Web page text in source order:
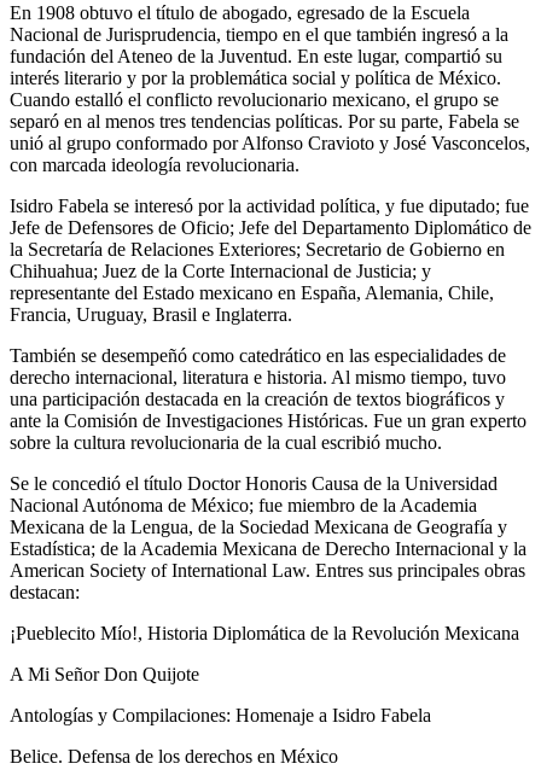
En 1908 obtuvo el título de abogado, egresado de la Escuela
Nacional de Jurisprudencia, tiempo en el que también ingresó a la
fundación del Ateneo de la Juventud. En este lugar, compartió su
interés literario y por la problemática social y política de México.
Cuando estalló el conflicto revolucionario mexicano, el grupo se
separó en al menos tres tendencias políticas. Por su parte, Fabela se
unió al grupo conformado por Alfonso Cravioto y José Vasconcelos,
con marcada ideología revolucionaria.
Isidro Fabela se interesó por la actividad política, y fue diputado; fue
Jefe de Defensores de Oficio; Jefe del Departamento Diplomático de
la Secretaría de Relaciones Exteriores; Secretario de Gobierno en
Chihuahua; Juez de la Corte Internacional de Justicia; y
representante del Estado mexicano en España, Alemania, Chile,
Francia, Uruguay, Brasil e Inglaterra.
También se desempeñó como catedrático en las especialidades de
derecho internacional, literatura e historia. Al mismo tiempo, tuvo
una participación destacada en la creación de textos biográficos y
ante la Comisión de Investigaciones Históricas. Fue un gran experto
sobre la cultura revolucionaria de la cual escribió mucho.
Se le concedió el título Doctor Honoris Causa de la Universidad
Nacional Autónoma de México; fue miembro de la Academia
Mexicana de la Lengua, de la Sociedad Mexicana de Geografía y
Estadística; de la Academia Mexicana de Derecho Internacional y la
American Society of International Law. Entres sus principales obras
destacan:
¡Pueblecito Mío!, Historia Diplomática de la Revolución Mexicana
A Mi Señor Don Quijote
Antologías y Compilaciones: Homenaje a Isidro Fabela
Belice. Defensa de los derechos en México